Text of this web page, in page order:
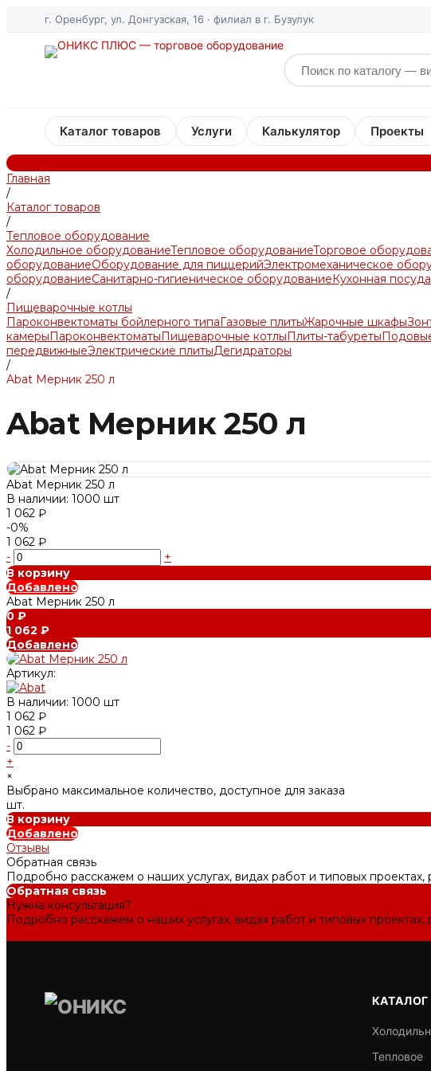
г. Оренбург, ул. Донгузская, 16 · филиал в г. Бузулук
Каталог товаров Услуги Калькулятор Проекты
Главная
/
Каталог товаров
/
Тепловое оборудование
Холодильное оборудованиеТепловое оборудованиеТорговое
оборудованиеОборудование для пиццерийЭлектромеханическое
оборудованиеСанитарно-гигиеническое оборудованиеКухонная
/
Пищеварочные котлы
Пароконвектоматы бойлерного типаГазовые плитыЖарочные шкафы
камерыПароконвектоматыПищеварочные котлыПлиты-табуреты
передвижныеЭлектрические плитыДегидраторы
/
Abat Мерник 250 л
Abat Мерник 250 л
Abat Мерник 250 л
В наличии: 1000 шт
1 062 ₽
-0%
1 062 ₽
-
+
В корзину
Добавлено
Abat Мерник 250 л
0 ₽
1 062 ₽
Добавлено
Артикул:
В наличии: 1000 шт
1 062 ₽
1 062 ₽
-
+
×
Выбрано максимальное количество, доступное для заказа
шт.
В корзину
Добавлено
Отзывы
Обратная связь
Подробно расскажем о наших услугах, видах работ и типовых
Обратная связь
Нужна консультация?
Подробно расскажем о наших услугах, видах работ и типовых
КАТАЛОГ
Тепловое